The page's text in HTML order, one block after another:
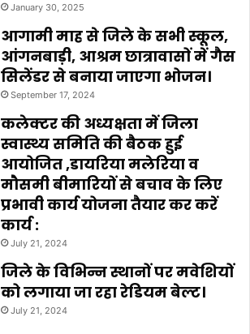
January 30, 2025
आगामी माह से जिले के सभी स्कूल,
आंगनबाड़ी, आश्रम छात्रावासों में गैस
सिलेंडर से बनाया जाएगा भोजन।
September 17, 2024
कलेक्टर की अध्यक्षता में जिला
स्वास्थ्य समिति की बैठक हुई
आयोजित ,डायरिया मलेरिया व
मौसमी बीमारियों से बचाव के लिए
प्रभावी कार्य योजना तैयार कर करें
कार्य :
July 21, 2024
जिले के विभिन्न स्थानों पर मवेशियों
को लगाया जा रहा रेडियम बेल्ट।
July 21, 2024